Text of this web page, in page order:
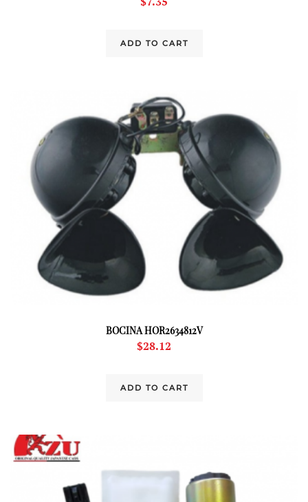
ADD TO CART
BOCINA HOR2634812V
$28.12
ADD TO CART